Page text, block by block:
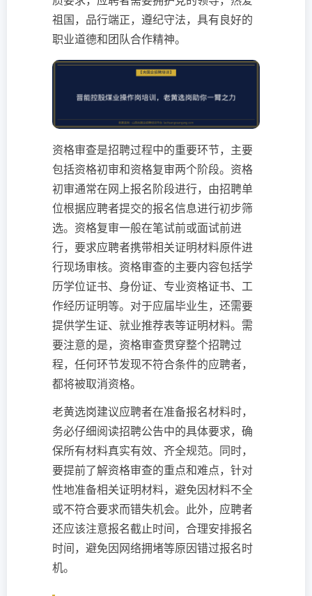
祖国，品行端正，遵纪守法，具有良好的
职业道德和团队合作精神。
资格审查是招聘过程中的重要环节，主要
包括资格初审和资格复审两个阶段。资格
初审通常在网上报名阶段进行，由招聘单
位根据应聘者提交的报名信息进行初步筛
选。资格复审一般在笔试前或面试前进
行，要求应聘者携带相关证明材料原件进
行现场审核。资格审查的主要内容包括学
历学位证书、身份证、专业资格证书、工
作经历证明等。对于应届毕业生，还需要
提供学生证、就业推荐表等证明材料。需
要注意的是，资格审查贯穿整个招聘过
程，任何环节发现不符合条件的应聘者，
都将被取消资格。
老黄选岗建议应聘者在准备报名材料时，
务必仔细阅读招聘公告中的具体要求，确
保所有材料真实有效、齐全规范。同时，
要提前了解资格审查的重点和难点，针对
性地准备相关证明材料，避免因材料不全
或不符合要求而错失机会。此外，应聘者
还应该注意报名截止时间，合理安排报名
时间，避免因网络拥堵等原因错过报名时
机。